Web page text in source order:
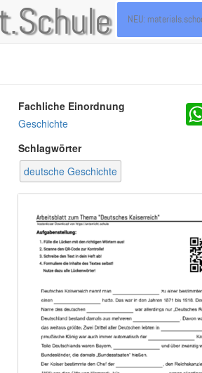
NEU:
Fachliche Einordnung
Geschichte
Schlagwörter
deutsche Geschichte